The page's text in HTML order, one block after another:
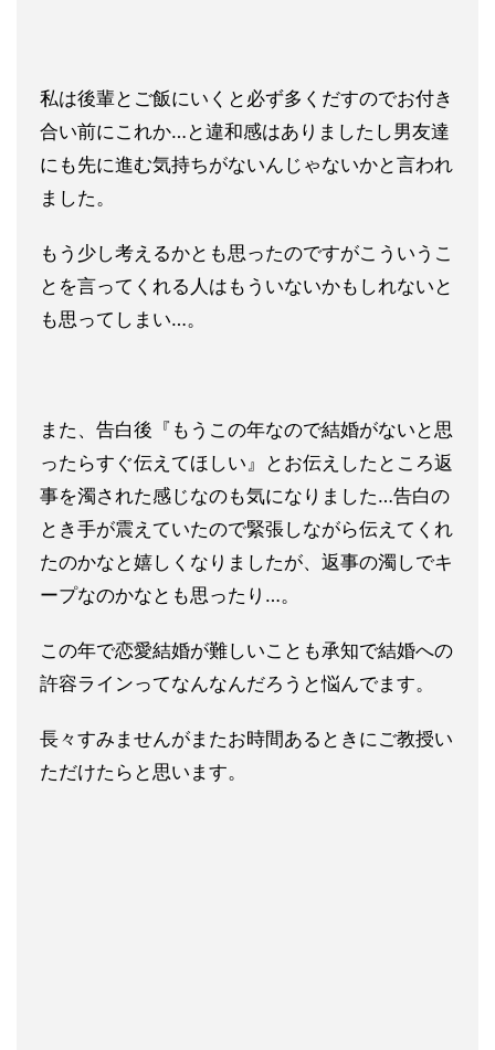
私は後輩とご飯にいくと必ず多くだすのでお付き
合い前にこれか…と違和感はありましたし男友達
にも先に進む気持ちがないんじゃないかと言われ
ました。
もう少し考えるかとも思ったのですがこういうこ
とを言ってくれる人はもういないかもしれないと
も思ってしまい…。
また、告白後『もうこの年なので結婚がないと思
ったらすぐ伝えてほしい』とお伝えしたところ返
事を濁された感じなのも気になりました…告白の
とき手が震えていたので緊張しながら伝えてくれ
たのかなと嬉しくなりましたが、返事の濁しでキ
ープなのかなとも思ったり…。
この年で恋愛結婚が難しいことも承知で結婚への
許容ラインってなんなんだろうと悩んでます。
長々すみませんがまたお時間あるときにご教授い
ただけたらと思います。